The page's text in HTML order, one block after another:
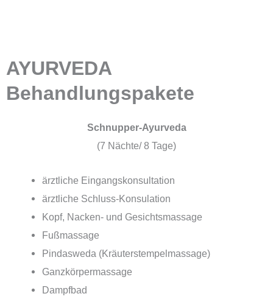
AYURVEDA
Behandlungspakete
Schnupper-Ayurveda
(7 Nächte/ 8 Tage)
ärztliche Eingangskonsultation
ärztliche Schluss-Konsulation
Kopf, Nacken- und Gesichtsmassage
Fußmassage
Pindasweda (Kräuterstempelmassage)
Ganzkörpermassage
Dampfbad